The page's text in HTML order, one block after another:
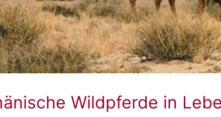
Wildpferde in